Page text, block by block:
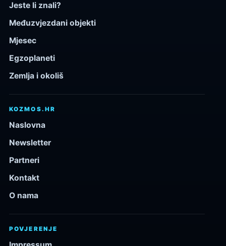
Jeste li znali?
Međuzvjezdani objekti
Mjesec
Egzoplaneti
Zemlja i okoliš
KOZMOS.HR
Naslovna
Newsletter
Partneri
Kontakt
O nama
POVJERENJE